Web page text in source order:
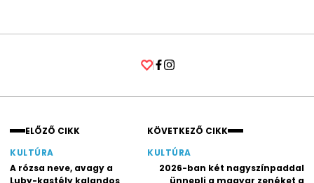
ELŐZŐ CIKK
KULTÚRA
A rózsa neve, avagy a
Luby-kastély kalandos
KÖVETKEZŐ CIKK
KULTÚRA
2026-ban két nagyszínpaddal
ünnepli a magyar zenéket a